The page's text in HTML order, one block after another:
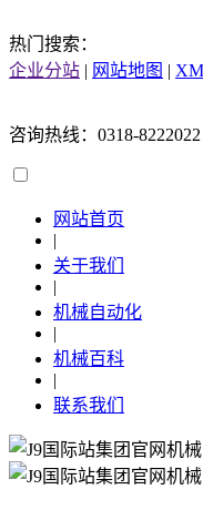
热门搜索：
企业分站 | 网站地图 |
咨询热线：0318-8222022
网站首页
|
关于我们
|
机械自动化
|
机械百科
|
联系我们